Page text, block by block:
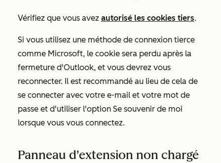
Vérifiez que vous avez autorisé les cookies tiers.
Si vous utilisez une méthode de connexion tierce
comme Microsoft, le cookie sera perdu après la
fermeture d'Outlook, et vous devrez vous
reconnecter. Il est recommandé au lieu de cela de
se connecter avec votre e-mail et votre mot de
passe et d'utiliser l'option Se souvenir de moi
lorsque vous vous connectez.
Panneau d'extension non chargé